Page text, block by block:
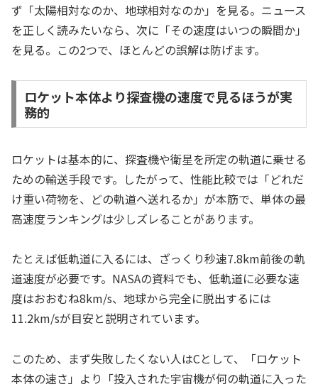
ず「太陽相対なのか、地球相対なのか」を見る。ニュース
を正しく読みたいなら、次に「その速度はいつの瞬間か」
を見る。この2つで、ほとんどの誤解は防げます。
ロケット本体より探査機の速度で見るほうが実
務的
ロケットは基本的に、探査機や衛星を所定の軌道に乗せる
ための輸送手段です。したがって、性能比較では「どれだ
け重い荷物を、どの軌道へ送れるか」が本筋で、単体の最
高速度ランキングは少しズレることがあります。
たとえば低軌道に入るには、ざっくり秒速7.8km前後の軌
道速度が必要です。NASAの資料でも、低軌道に必要な速
度はおおむね8km/s、地球から完全に脱出するには
11.2km/sが目安と説明されています。
このため、まず失敗したくない人はCとして、「ロケット
本体の速さ」より「投入された宇宙機が何の軌道に入った